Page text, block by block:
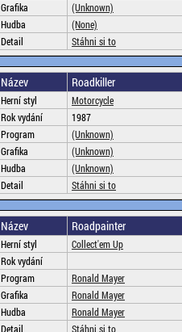
Grafika
(Unknown)
Hudba
(None)
Detail
Stáhni si to
Název Roadkiller
Herní styl
Motorcycle
Rok vydání
1987
Program
(Unknown)
Grafika
(Unknown)
Hudba
(Unknown)
Detail
Stáhni si to
Název Roadpainter
Herní styl
Collect'em Up
Rok vydání
Program
Ronald Mayer
Grafika
Ronald Mayer
Hudba
Ronald Mayer
Detail
Stáhni si to